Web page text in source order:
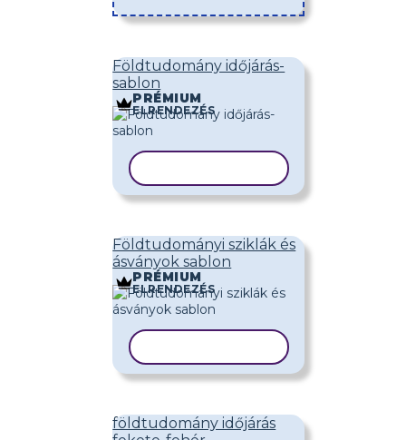
Földtudomány időjárás-
sablon
PRÉMIUM
ELRENDEZÉS
Földtudományi sziklák és
ásványok sablon
PRÉMIUM
ELRENDEZÉS
földtudomány időjárás